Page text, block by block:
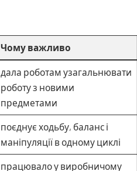
Чому важливо
дала роботам узагальнювати
роботу з новими
предметами
поєднує ходьбу, баланс і
маніпуляції в одному циклі
працювало у виробничому